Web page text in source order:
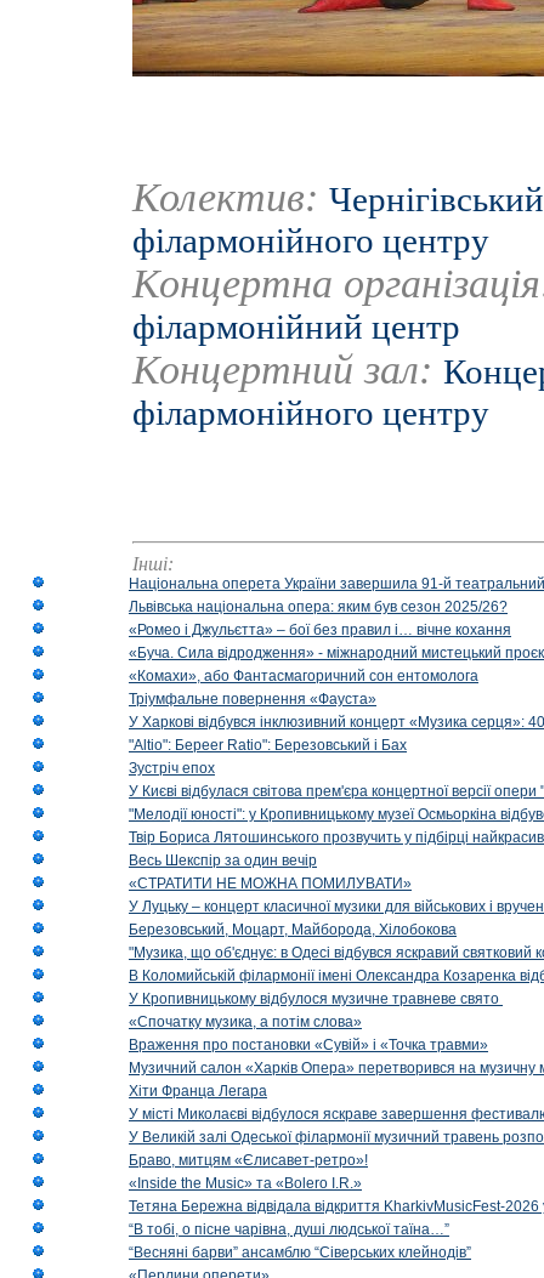
Колектив:
філармонійного центру
Концертна
філармонійний центр
Концертний зал:
філармонійного центру
Інші:
Національна оперета України завершила 91-й
Львівська національна опера: яким був сезон 2025/26?
«Ромео і Джульєтта» – бої без правил і… вічне кохання
«Буча. Сила відродження» - міжнародний мистецький
«Комахи», або Фантасмагоричний сон ентомолога
Тріумфальне повернення «Фауста»
У Харкові відбувся інклюзивний концерт «Музика серця»:
"Altio": Береer Ratio": Березовський і Бах
Зустріч епох
У Києві відбулася світова прем'єра концертної версії
"Мелодії юності": у Кропивницькому музеї Осмьоркіна
Твір Бориса Лятошинського прозвучить у підбірці
Весь Шекспір за один вечір
«СТРАТИТИ НЕ МОЖНА ПОМИЛУВАТИ»
У Луцьку – концерт класичної музики для військових і
Березовський, Моцарт, Майборода, Хілобокова
"Музика, що об'єднує: в Одесі відбувся яскравий
В Коломийській філармонії імені Олександра Козаренка
У Кропивницькому відбулося музичне травневе свято
«Спочатку музика, а потім слова»
Враження про постановки «Сувій» і «Точка травми»
Музичний салон «Харків Опера» перетворився на музичну
Хіти Франца Легара
У місті Миколаєві відбулося яскраве завершення
У Великій залі Одеської філармонії музичний травень
Браво, митцям «Єлисавет-ретро»!
«Inside the Music» та «Bolero I.R.»
Тетяна Бережна відвідала відкриття KharkivMusicFest-2026
“В тобі, о пісне чарівна, душі людської таїна…”
“Весняні барви” ансамблю “Сіверських клейнодів”